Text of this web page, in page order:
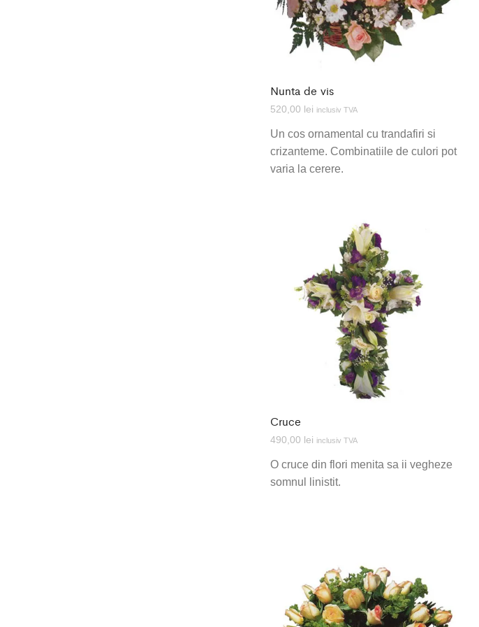
Nunta de vis
520,00 lei inclusiv TVA
Un cos ornamental cu trandafiri si
crizanteme. Combinatiile de culori pot
varia la cerere.
Cruce
490,00 lei inclusiv TVA
O cruce din flori menita sa ii vegheze
somnul linistit.